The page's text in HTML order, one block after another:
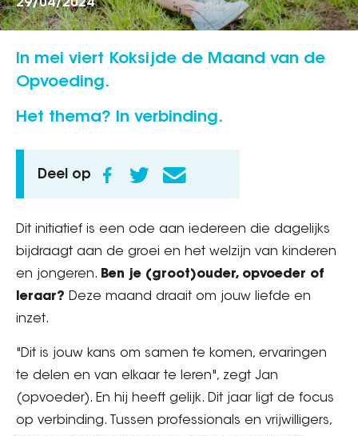
29/04/2024
In mei viert Koksijde de Maand van de
Opvoeding.
Het thema? In verbinding.
Deel op
Dit initiatief is een ode aan iedereen die dagelijks
bijdraagt aan de groei en het welzijn van kinderen
en jongeren. Ben je (groot)ouder, opvoeder of
leraar? Deze maand draait om jouw liefde en
inzet.
"Dit is jouw kans om samen te komen, ervaringen
te delen en van elkaar te leren", zegt Jan
(opvoeder). En hij heeft gelijk. Dit jaar ligt de focus
op verbinding. Tussen professionals en vrijwilligers,